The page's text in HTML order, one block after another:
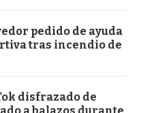
pedido de ayuda
tras incendio de
disfrazado de